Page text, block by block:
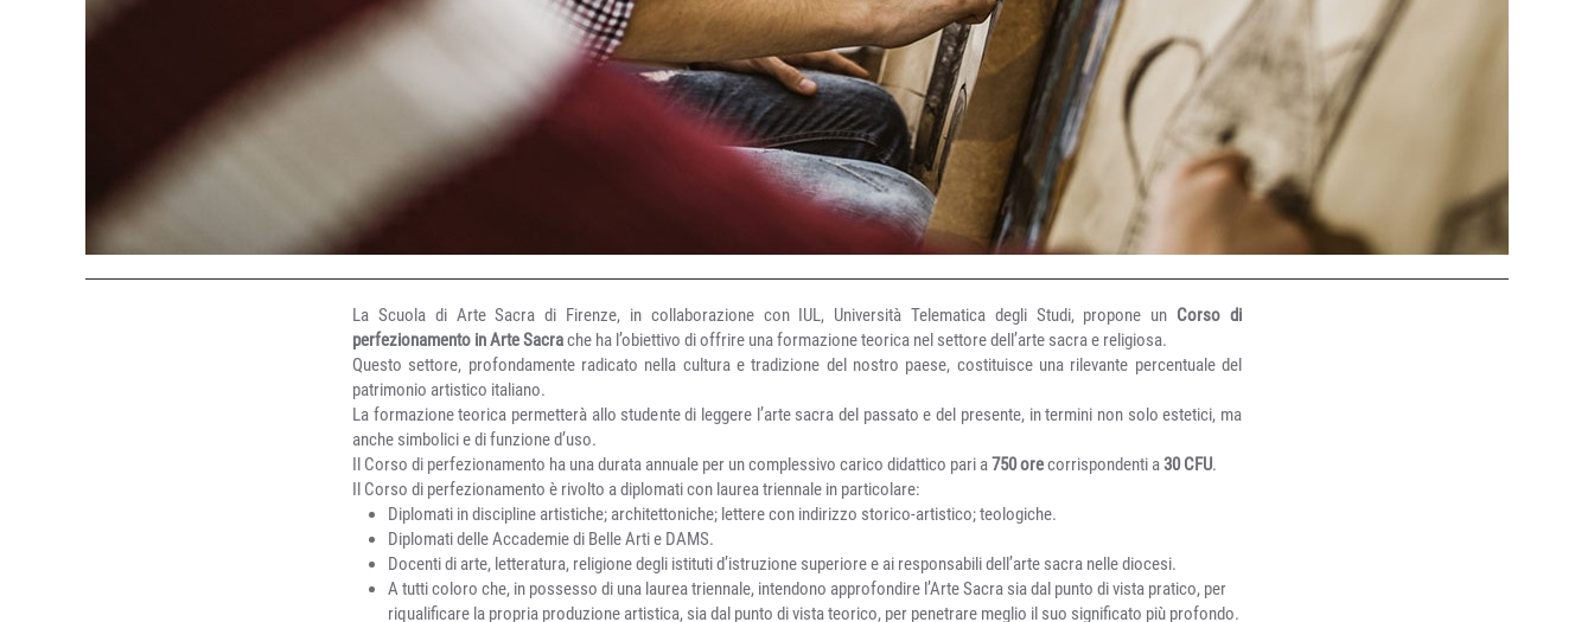
La Scuola di Arte Sacra di Firenze, in collaborazione con IUL, Università Telematica degli Studi, propone un Corso di
perfezionamento in Arte Sacrache ha l’obiettivo di offrire una formazione teorica nel settore dell’arte sacra e religiosa.
Questo settore, profondamente radicato nella cultura e tradizione del nostro paese, costituisce una rilevante percentuale del
patrimonio artistico italiano.
La formazione teorica permetterà allo studente di leggere l’arte sacra del passato e del presente, in termini non solo estetici, ma
anche simbolici e di funzione d’uso.
Il Corso di perfezionamento ha una durata annuale per un complessivo carico didattico pari a750 orecorrispondenti a 30 CFU.
Il Corso di perfezionamento è rivolto a diplomati con laurea triennale in particolare:
Diplomati in discipline artistiche; architettoniche; lettere con indirizzo storico-artistico; teologiche.
Diplomati delle Accademie di Belle Arti e DAMS.
Docenti di arte, letteratura, religione degli istituti d’istruzione superiore e ai responsabili dell’arte sacra nelle diocesi.
A tutti coloro che, in possesso di una laurea triennale, intendono approfondire l’Arte Sacra sia dal punto di vista pratico, per
riqualificare la propria produzione artistica, sia dal punto di vista teorico, per penetrare meglio il suo significato più profondo.